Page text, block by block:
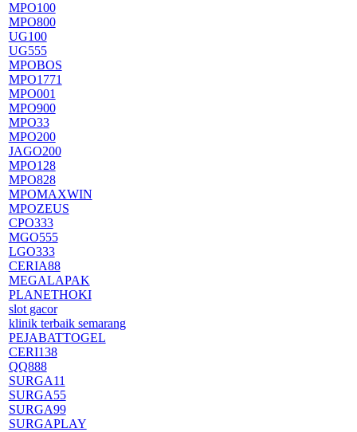
MPO100
MPO800
UG100
UG555
MPOBOS
MPO1771
MPO001
MPO900
MPO33
MPO200
JAGO200
MPO128
MPO828
MPOMAXWIN
MPOZEUS
CPO333
MGO555
LGO333
CERIA88
MEGALAPAK
PLANETHOKI
slot gacor
klinik terbaik semarang
PEJABATTOGEL
CERI138
QQ888
SURGA11
SURGA55
SURGA99
SURGAPLAY